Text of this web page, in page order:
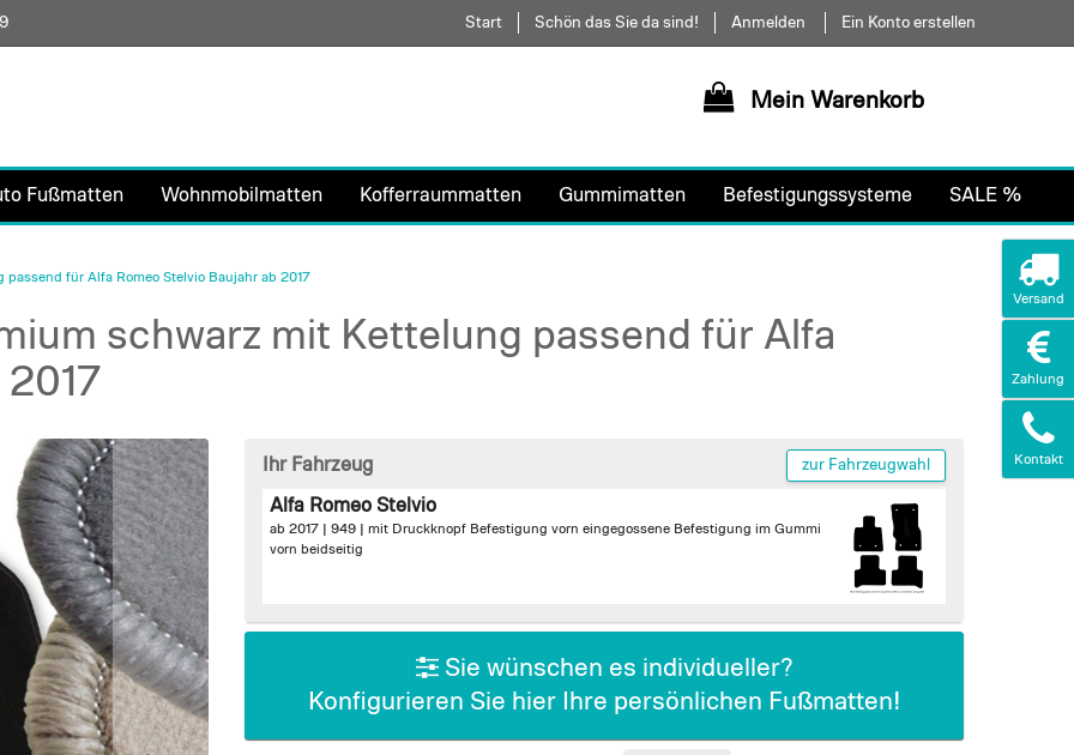
Direkt
zum
Start Schön das Sie da sind! Anmelden Ein Konto erstellen
Mein Warenkorb
Fußmatten Wohnmobilmatten Kofferraummatten Gummimatten Befestigungssysteme SALE %
für Alfa Romeo Stelvio Baujahr ab 2017
schwarz mit Kettelung passend für Alfa
2017
Ihr Fahrzeug zur Fahrzeugwahl
Alfa Romeo Stelvio
ab 2017 | 949 | mit Druckknopf Befestigung vorn eingegossene Befestigung im Gummi
vorn beidseitig
Sie wünschen es individueller?
Konfigurieren Sie hier Ihre persönlichen Fußmatten!
Versand
Zahlung
Kontakt